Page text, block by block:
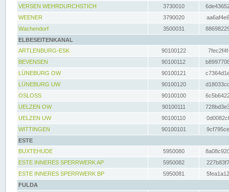
VERSEN WEHRDURCHSTICH
3730010
WEENER
3790020
Wachendorf
3500031
ELBESEITENKANAL
ARTLENBURG-ESK
90100122
BEVENSEN
90100112
LÜNEBURG OW
90100121
LÜNEBURG UW
90100120
OSLOSS
90100100
UELZEN OW
90100111
UELZEN UW
90100110
WITTINGEN
90100101
ESTE
BUXTEHUDE
5950080
ESTE INNERES SPERRWERK AP
5950082
ESTE INNERES SPERRWERK BP
5950081
FULDA